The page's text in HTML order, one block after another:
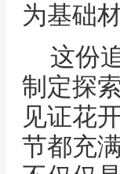
为基础
这份
制定探
见证花
节都充